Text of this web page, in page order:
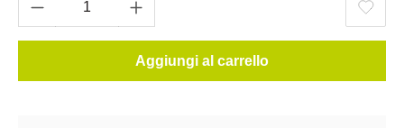
Aggiungi al carrello